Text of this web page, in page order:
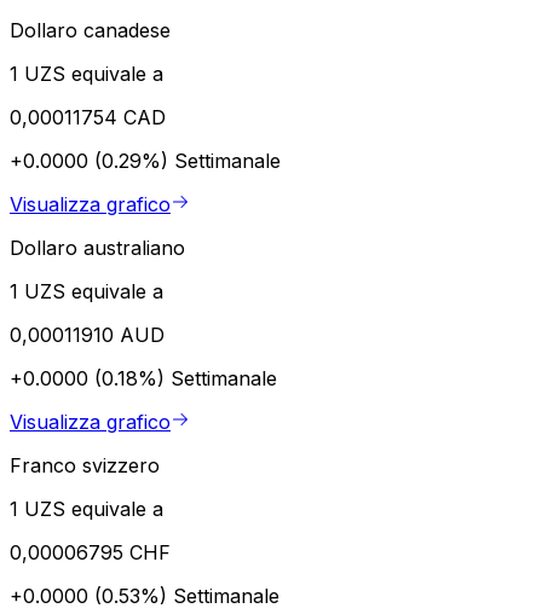
Dollaro canadese
1 UZS equivale a
0,00011754 CAD
+0.0000 (0.29%) Settimanale
Visualizza grafico
Dollaro australiano
1 UZS equivale a
0,00011910 AUD
+0.0000 (0.18%) Settimanale
Visualizza grafico
Franco svizzero
1 UZS equivale a
0,00006795 CHF
+0.0000 (0.53%) Settimanale